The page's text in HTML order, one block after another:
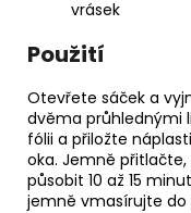
vrásek
Použití
Otevřete sáček a
dvěma průhlednými
fólii a přiložte
oka. Jemně
působit 10 až 15
jemně vmasírujte do